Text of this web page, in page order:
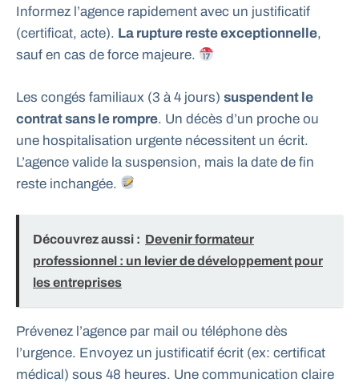
Informez l’agence rapidement avec un justificatif
(certificat, acte). La rupture reste exceptionnelle,
sauf en cas de force majeure.
Les congés familiaux (3 à 4 jours) suspendent le
contrat sans le rompre. Un décès d’un proche ou
une hospitalisation urgente nécessitent un écrit.
L’agence valide la suspension, mais la date de fin
reste inchangée.
Découvrez aussi : Devenir formateur
professionnel : un levier de développement pour
les entreprises
Prévenez l’agence par mail ou téléphone dès
l’urgence. Envoyez un justificatif écrit (ex: certificat
médical) sous 48 heures. Une communication claire